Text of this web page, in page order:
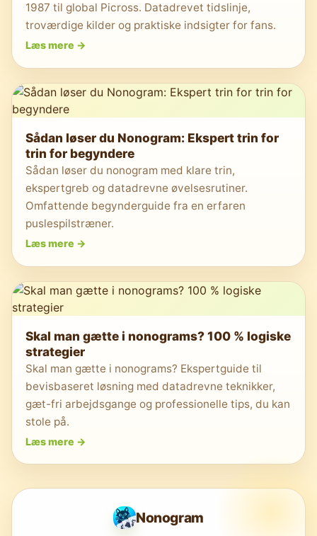
1987 til global Picross. Datadrevet tidslinje,
troværdige kilder og praktiske indsigter for fans.
Læs mere ->
Sådan løser du Nonogram: Ekspert trin for
trin for begyndere
Sådan løser du nonogram med klare trin,
ekspertgreb og datadrevne øvelsesrutiner.
Omfattende begynderguide fra en erfaren
puslespilstræner.
Læs mere ->
Skal man gætte i nonograms? 100 % logiske
strategier
Skal man gætte i nonograms? Ekspertguide til
bevisbaseret løsning med datadrevne teknikker,
gæt-fri arbejdsgange og professionelle tips, du kan
stole på.
Læs mere ->
Nonogram